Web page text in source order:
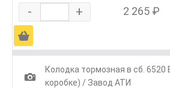
- + 2 265 ₽
Ä
1
Колодка тормозная в сб. 6520
коробке) / Завод АТИ